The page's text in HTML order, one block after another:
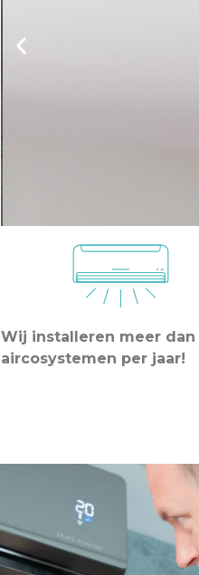
Wij installeren meer dan
aircosystemen per jaar!